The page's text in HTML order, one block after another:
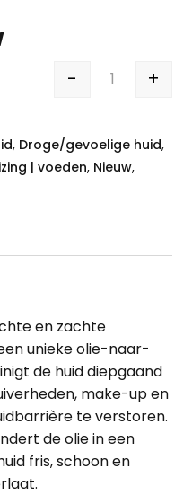
Isdin
- +
, Droge/gevoelige huid,
| voeden, Nieuw,
en zachte
unieke olie-naar-
de huid diepgaand
make-up en
te verstoren.
de olie in een
fris, schoon en